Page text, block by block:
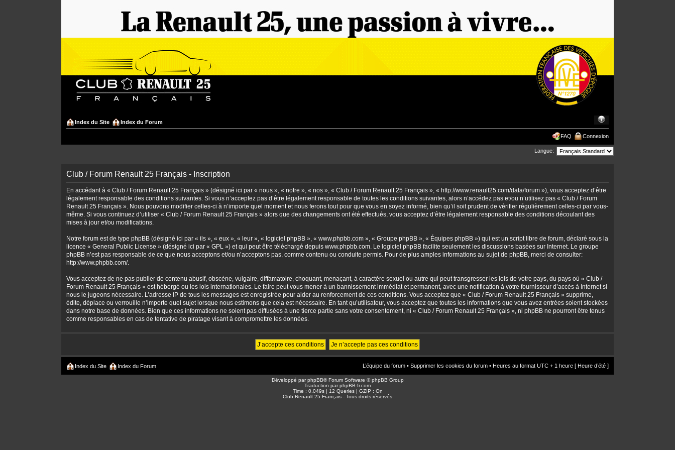
Index du Site Index du Forum
FAQ Connexion
Langue:
Club / Forum Renault 25 Français - Inscription
En accédant à « Club / Forum Renault 25 Français » (désigné ici par « nous », « notre », « nos », « Club / Forum Renault 25 Français », « http://www.renault25.com/data/forum »), vous acceptez d’être
légalement responsable des conditions suivantes. Si vous n’acceptez pas d’être légalement responsable de toutes les conditions suivantes, alors n’accédez pas et/ou n’utilisez pas « Club / Forum
Renault 25 Français ». Nous pouvons modifier celles-ci à n’importe quel moment et nous ferons tout pour que vous en soyez informé, bien qu’il soit prudent de vérifier régulièrement celles-ci par vous-
même. Si vous continuez d’utiliser « Club / Forum Renault 25 Français » alors que des changements ont été effectués, vous acceptez d’être légalement responsable des conditions découlant des
mises à jour et/ou modifications.
Notre forum est de type phpBB (désigné ici par « ils », « eux », « leur », « logiciel phpBB », « www.phpbb.com », « Groupe phpBB », « Équipes phpBB ») qui est un script libre de forum, déclaré sous la
licence « General Public License » (désigné ici par « GPL ») et qui peut être téléchargé depuis www.phpbb.com . Le logiciel phpBB facilite seulement les discussions basées sur Internet. Le groupe
phpBB n’est pas responsable de ce que nous acceptons et/ou n’acceptons pas, comme contenu ou conduite permis. Pour de plus amples informations au sujet de phpBB, merci de consulter:
http://www.phpbb.com/.
Vous acceptez de ne pas publier de contenu abusif, obscène, vulgaire, diffamatoire, choquant, menaçant, à caractère sexuel ou autre qui peut transgresser les lois de votre pays, du pays où « Club /
Forum Renault 25 Français » est hébergé ou les lois internationales. Le faire peut vous mener à un bannissement immédiat et permanent, avec une notification à votre fournisseur d’accès à Internet si
nous le jugeons nécessaire. L’adresse IP de tous les messages est enregistrée pour aider au renforcement de ces conditions. Vous acceptez que « Club / Forum Renault 25 Français » supprime,
édite, déplace ou verrouille n’importe quel sujet lorsque nous estimons que cela est nécessaire. En tant qu’utilisateur, vous acceptez que toutes les informations que vous avez entrées soient stockées
dans notre base de données. Bien que ces informations ne soient pas diffusées à une tierce partie sans votre consentement, ni « Club / Forum Renault 25 Français », ni phpBB ne pourront être tenus
comme responsables en cas de tentative de piratage visant à compromettre les données.
Index du Site Index du Forum L’équipe du forum • Supprimer les cookies du forum • Heures au format UTC + 1 heure [ Heure d’été ]
Développé parphpBB® Forum Software © phpBB Group
Traduction parphpBB-fr.com
Time : 0.049s | 12 Queries | GZIP : On
Club Renault 25 Français - Tous droits réservés